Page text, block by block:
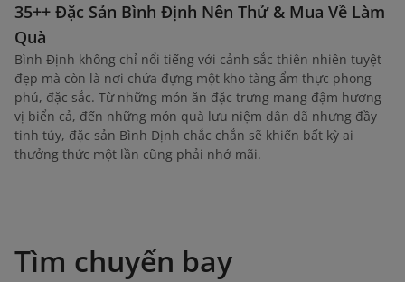
35++ Đặc Sản Bình Định Nên Thử & Mua Về Làm
Quà
Bình Định không chỉ nổi tiếng với cảnh sắc thiên nhiên tuyệt
đẹp mà còn là nơi chứa đựng một kho tàng ẩm thực phong
phú, đặc sắc. Từ những món ăn đặc trưng mang đậm hương
vị biển cả, đến những món quà lưu niệm dân dã nhưng đầy
tinh túy, đặc sản Bình Định chắc chắn sẽ khiến bất kỳ ai
thưởng thức một lần cũng phải nhớ mãi.
Tìm chuyến bay